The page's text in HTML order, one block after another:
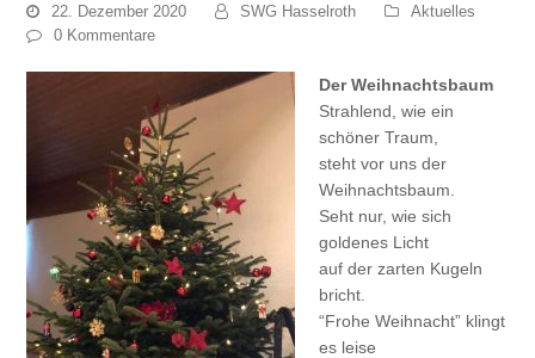
22. Dezember 2020 SWG Hasselroth
Aktuelles
0 Kommentare
Der Weihnachtsbaum
Strahlend, wie ein
schöner Traum,
steht vor uns der
Weihnachtsbaum.
Seht nur, wie sich
goldenes Licht
auf der zarten Kugeln
bricht.
“Frohe Weihnacht” klingt
es leise